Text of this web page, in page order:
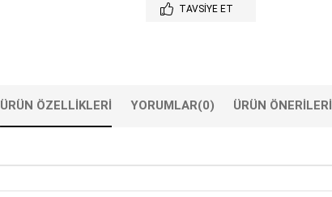
TAVSIYE ET
ÜRÜN ÖZELLIKLERI YORUMLAR(0) ÜRÜN ÖNERILERI